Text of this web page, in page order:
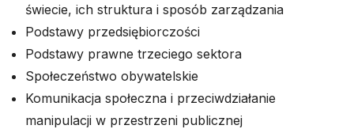
świecie, ich struktura i sposób zarządzania
Podstawy przedsiębiorczości
Podstawy prawne trzeciego sektora
Społeczeństwo obywatelskie
Komunikacja społeczna i przeciwdziałanie
manipulacji w przestrzeni publicznej